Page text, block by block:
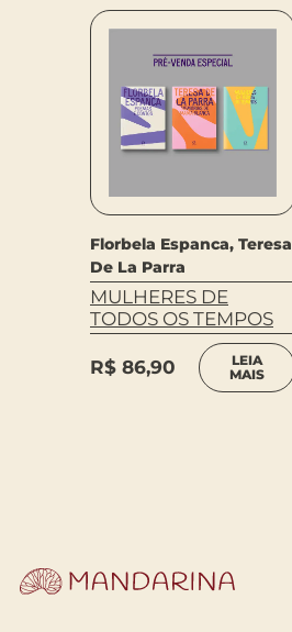
Florbela Espanca, Teresa
De La Parra
MULHERES DE
TODOS OS TEMPOS
R$ 86,90
LEIA
MAIS